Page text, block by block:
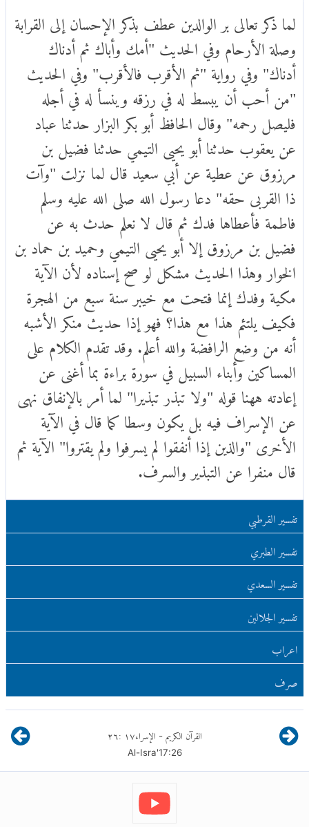
لما ذكر تعالى بر الوالدين عطف بذكر الإحسان إلى القرابة
وصلة الأرحام وفي الحديث "أمك وأباك ثم أدناك
أدناك" وفي رواية "ثم الأقرب فالأقرب" وفي الحديث
"من أحب أن يبسط له في رزقه وينسأ له في أجله
فليصل رحمه" وقال الحافظ أبو بكر البزار حدثنا عباد
عن يعقوب حدثنا أبو يحيى التيمي حدثنا فضيل بن
مرزوق عن عطية عن أبي سعيد قال لما نزلت "وآت
ذا القربى حقه" دعا رسول الله صلى الله عليه وسلم
فاطمة فأعطاها فدك ثم قال لا نعلم حدث به عن
فضيل بن مرزوق إلا أبو يحيى التيمي وحميد بن حماد بن
الخوار وهذا الحديث مشكل لو صح إسناده لأن الآية
مكية وفدك إنما فتحت مع خيبر سنة سبع من الهجرة
فكيف يلتئم هذا مع هذا؟ فهو إذا حديث منكر الأشبه
أنه من وضع الرافضة والله أعلم. وقد تقدم الكلام على
المساكين وأبناء السبيل في سورة براءة بما أغنى عن
إعادته ههنا قوله "ولا تبذر تبذيرا" لما أمر بالإنفاق نهى
عن الإسراف فيه بل يكون وسطا كما قال في الآية
الأخرى "والذين إذا أنفقوا لم يسرفوا ولم يقتروا" الآية ثم
قال منفرا عن التبذير والسرف.
تفسير القرطبي
تفسير الطبري
تفسير السعدي
تفسير الجلالين
اعراب
صرف
القرآن الكريم - الإسراء١٧ :٢٦
Al-Isra'17:26